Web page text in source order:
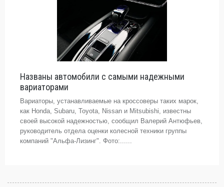
Названы автомобили с самыми надежными
вариаторами
Вариаторы, устанавливаемые на кроссоверы таких марок,
как Honda, Subaru, Toyota, Nissan и Mitsubishi, известны
своей высокой надежностью, сообщил Валерий Антюфьев,
руководитель отдела оценки колесной техники группы
компаний "Альфа-Лизинг". Фото:......